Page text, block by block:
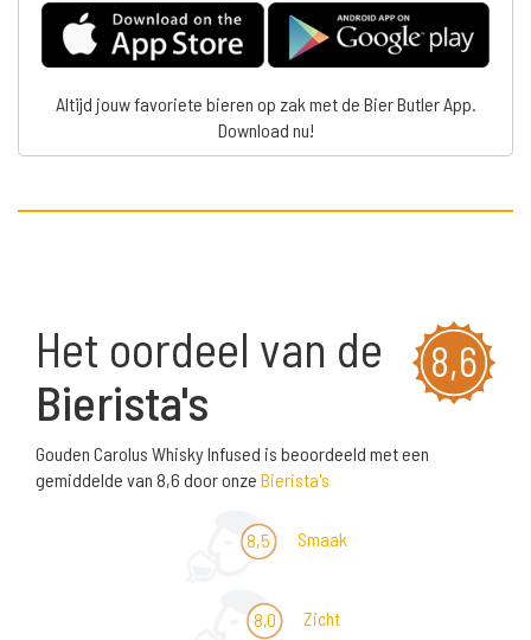
Altijd jouw favoriete bieren op zak met de Bier Butler App.
Download nu!
8,6
Het oordeel van de
Bierista's
Gouden Carolus Whisky Infused is beoordeeld met een
gemiddelde van 8,6 door onze Bierista's
8,5 Smaak
8,0 Zicht